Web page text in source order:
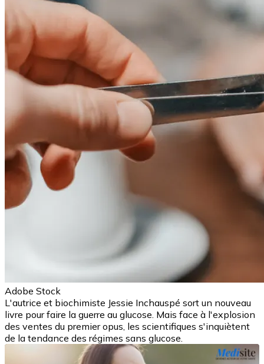
Adobe Stock
L'autrice et biochimiste Jessie Inchauspé sort un nouveau
livre pour faire la guerre au glucose. Mais face à l'explosion
des ventes du premier opus, les scientifiques s'inquiètent
de la tendance des régimes sans glucose.